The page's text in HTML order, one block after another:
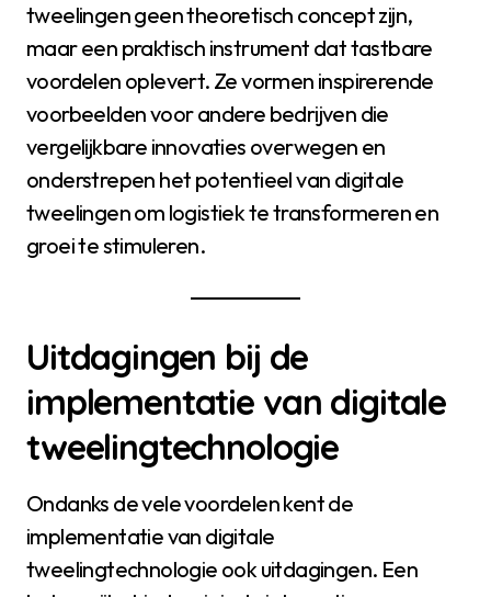
tweelingen geen theoretisch concept zijn,
maar een praktisch instrument dat tastbare
voordelen oplevert. Ze vormen inspirerende
voorbeelden voor andere bedrijven die
vergelijkbare innovaties overwegen en
onderstrepen het potentieel van digitale
tweelingen om logistiek te transformeren en
groei te stimuleren.
Uitdagingen bij de
implementatie van digitale
tweelingtechnologie
Ondanks de vele voordelen kent de
implementatie van digitale
tweelingtechnologie ook uitdagingen. Een